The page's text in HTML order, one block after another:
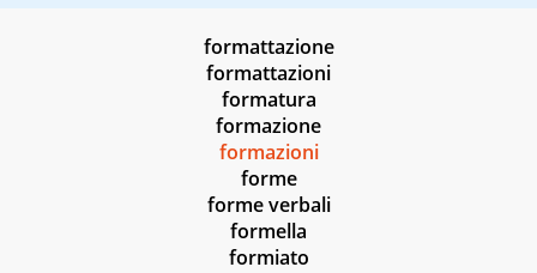
formattazione
formattazioni
formatura
formazione
formazioni
forme
forme verbali
formella
formiato